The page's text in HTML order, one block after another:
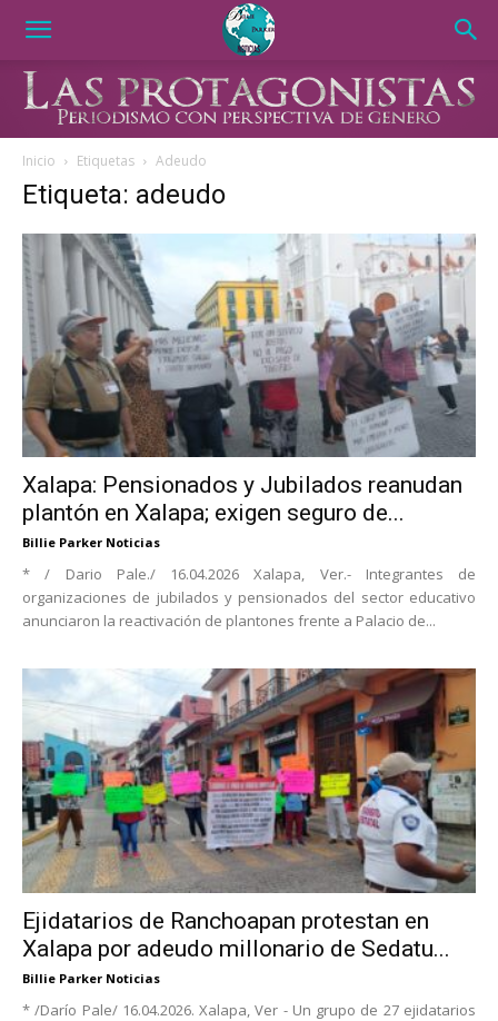
Inicio Etiquetas Adeudo
Etiqueta: adeudo
Xalapa: Pensionados y Jubilados reanudan
plantón en Xalapa; exigen seguro de...
Billie Parker Noticias
* / Dario Pale./ 16.04.2026 Xalapa, Ver.- Integrantes de
organizaciones de jubilados y pensionados del sector educativo
anunciaron la reactivación de plantones frente a Palacio de...
Ejidatarios de Ranchoapan protestan en
Xalapa por adeudo millonario de Sedatu...
Billie Parker Noticias
* /Darío Pale/ 16.04.2026. Xalapa, Ver - Un grupo de 27 ejidatarios